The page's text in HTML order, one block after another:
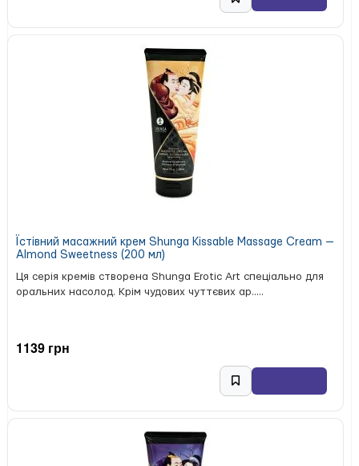
Їстівний масажний крем Shunga Kissable Massage Cream —
Almond Sweetness (200 мл)
Ця серія кремів створена Shunga Erotic Art спеціально для
оральних насолод. Крім чудових чуттєвих ар.....
1139 грн